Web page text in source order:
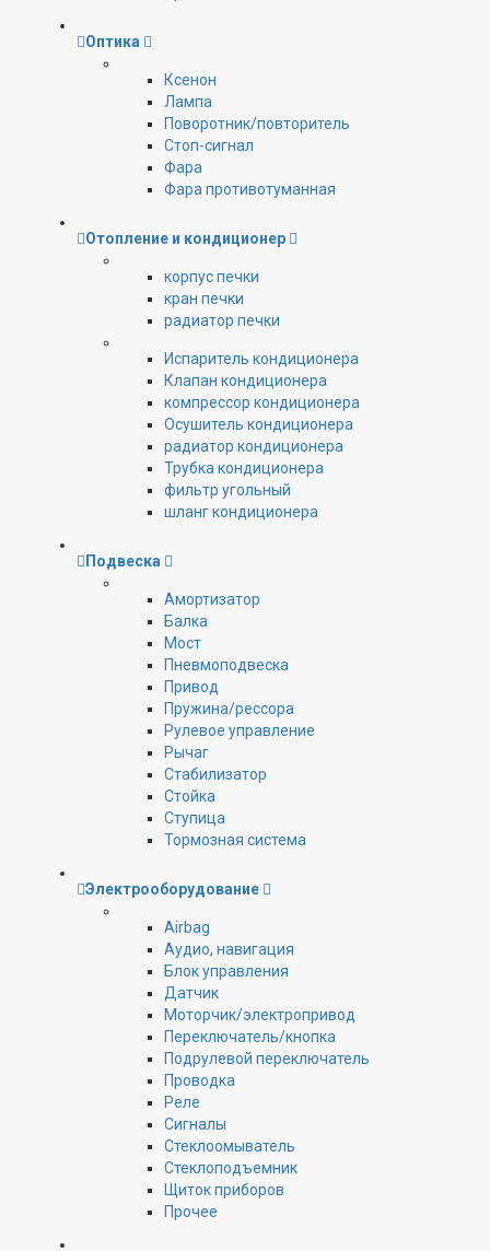
Оптика
Ксенон
Лампа
Поворотник/повторитель
Стоп-сигнал
Фара
Фара противотуманная
Отопление и кондиционер
корпус печки
кран печки
радиатор печки
Испаритель кондиционера
Клапан кондиционера
компрессор кондиционера
Осушитель кондиционера
радиатор кондиционера
Трубка кондиционера
фильтр угольный
шланг кондиционера
Подвеска
Амортизатор
Балка
Мост
Пневмоподвеска
Привод
Пружина/рессора
Рулевое управление
Рычаг
Стабилизатор
Стойка
Ступица
Тормозная система
Электрооборудование
Airbag
Аудио, навигация
Блок управления
Датчик
Моторчик/электропривод
Переключатель/кнопка
Подрулевой переключатель
Проводка
Реле
Сигналы
Стеклоомыватель
Стеклоподъемник
Щиток приборов
Прочее